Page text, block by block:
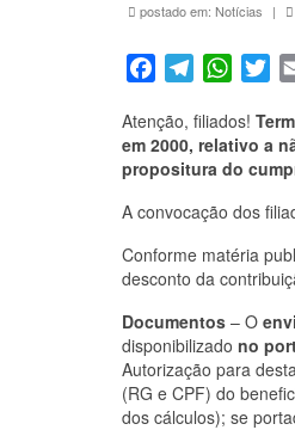
postado em: Notícias |
FacebookTelegram
Atenção, filiados!
em 2000, relativo a
propositura do
A convocação dos
Conforme matéria
desconto da
Documentos – O
disponibilizado no
Autorização para
(RG e CPF) do
dos cálculos); se